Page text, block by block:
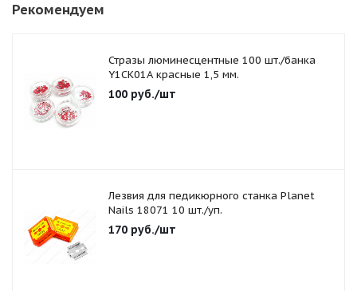
Рекомендуем
Стразы люминесцентные 100 шт./банка
Y1CK01A красные 1,5 мм.
100 руб./шт
Лезвия для педикюрного станка Planet
Nails 18071 10 шт./уп.
170 руб./шт